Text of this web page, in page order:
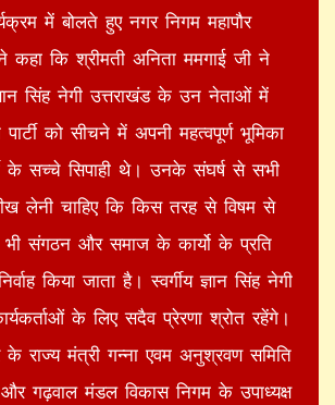
में बोलते हुए नगर निगम महापौर
कहा कि श्रीमती अनिता ममगाई जी ने
सिंह नेगी उत्तराखंड के उन नेताओं में
पार्टी को सीचने में अपनी महत्वपूर्ण भूमिका
के सच्चे सिपाही थे। उनके संघर्ष से सभी
लेनी चाहिए कि किस तरह से विषम से
भी संगठन और समाज के कार्यो के प्रति
किया जाता है। स्वर्गीय ज्ञान सिंह नेगी
के लिए सदैव प्रेरणा श्रोत रहेंगे।
के राज्य मंत्री गन्ना एवम अनुश्रवण समिति
और गढ़वाल मंडल विकास निगम के उपाध्यक्ष